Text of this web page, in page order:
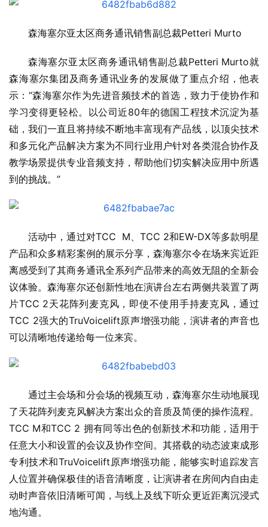
森海塞尔亚太区商务通讯销售副总裁Petteri Murto
森海塞尔亚太区商务通讯销售副总裁Petteri Murto就
森海塞尔集团及商务通讯业务的发展做了重点介绍，他表
示：“森海塞尔作为先进音频技术的首选，致力于使协作和
学习变得更轻松。以公司近80年的德国工程技术沉淀为基
础，我们一直且将持续不断地丰富现有产品线，以顶尖技术
和多元化产品解决方案为不同行业用户针对各类混合协作及
教学场景提供专业音频支持，帮助他们切实解决应用中所遇
到的挑战。”
活动中，通过对TCC  M、TCC 2和EW-DX等多款明星
产品和众多精彩案例的展示分享，森海塞尔令在场来宾近距
离感受到了其商务通讯全系列产品带来的高效无阻的全新会
议体验。森海塞尔还创新性地在演讲台左右两侧共装置了两
片TCC 2天花阵列麦克风，即使不使用手持麦克风，通过
TCC 2强大的TruVoicelift原声增强功能，演讲者的声音也
可以清晰地传递给每一位来宾。
通过主会场和分会场的视频互动，森海塞尔生动地展现
了天花阵列麦克风解决方案出众的音质及简便的操作流程。
TCC M和TCC 2 拥有同等出色的创新技术和功能，适用于
任意大小和设置的会议及协作空间。其搭载的动态波束成形
专利技术和TruVoicelift原声增强功能，能够实时追踪发言
人位置并确保极佳的语音清晰度，让演讲者在房间内自由走
动时声音依旧清晰可闻，与线上及线下听众更近距离沉浸式
地沟通。